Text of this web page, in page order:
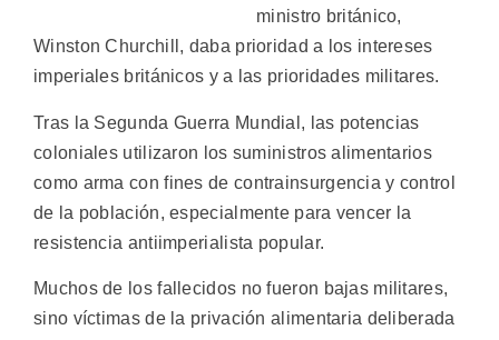
ministro británico,
Winston Churchill, daba prioridad a los intereses
imperiales británicos y a las prioridades militares.
Tras la Segunda Guerra Mundial, las potencias
coloniales utilizaron los suministros alimentarios
como arma con fines de contrainsurgencia y control
de la población, especialmente para vencer la
resistencia antiimperialista popular.
Muchos de los fallecidos no fueron bajas militares,
sino víctimas de la privación alimentaria deliberada